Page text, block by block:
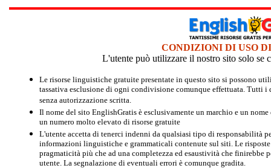
CONDIZIONI DI USO
L'utente può utilizzare il nostro sito solo se
Le risorse linguistiche gratuite presentate in questo sito si possono
tassativa esclusione di ogni condivisione comunque effettuata. Tutti
senza autorizzazione scritta.
Il nome del sito EnglishGratis è esclusivamente un marchio e un
un numero molto elevato di risorse gratuite
L'utente accetta di tenerci indenni da qualsiasi tipo di responsabilità
informazioni linguistiche e grammaticali contenute sul siti. Le
pragmaticità più che ad una completezza ed esaustività che finirebbe
utente. La segnalazione di eventuali errori è comunque gradita.